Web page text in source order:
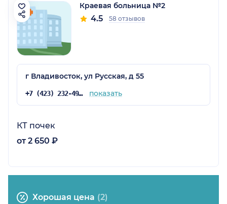
Краевая больница №2
4.5 58 отзывов
г Владивосток, ул Русская, д 55
+7 (423) 232-49-51 показать
КТ почек
от 2 650 ₽
Хорошая цена (2)